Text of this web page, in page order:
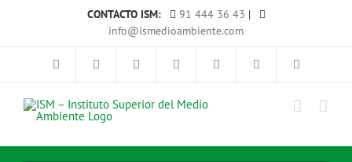
CONTACTO ISM: 91 444 36 43 |
info@ismedioambiente.com